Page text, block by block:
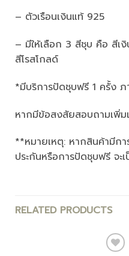
– ตัวเรือนเงินแท้ 925
– มีให้เลือก 3 สีชุบ คือ สีเ
สีโรสโกลด์
*มีบริการปัดชุบฟรี 1 ครั้ง ภ
หากมีข้อสงสัยสอบถามเพิ่ม
**หมายเหตุ: หากสินค้ามีกา
ประกันหรือการปัดชุบฟรี จะ
RELATED PRODUCTS